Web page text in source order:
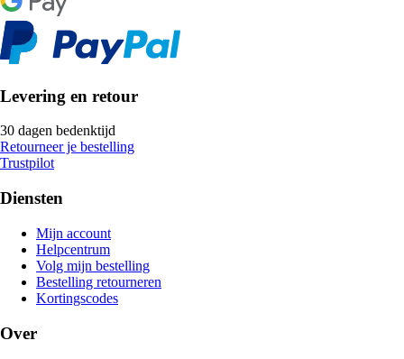
Levering en retour
30 dagen bedenktijd
Retourneer je bestelling
Trustpilot
Diensten
Mijn account
Helpcentrum
Volg mijn bestelling
Bestelling retourneren
Kortingscodes
Over